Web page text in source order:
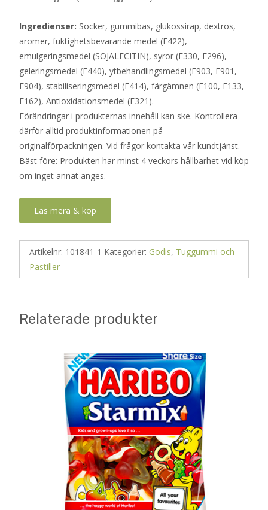
Ingredienser: Socker, gummibas, glukossirap, dextros,
aromer, fuktighetsbevarande medel (E422),
emulgeringsmedel (SOJALECITIN), syror (E330, E296),
geleringsmedel (E440), ytbehandlingsmedel (E903, E901,
E904), stabiliseringsmedel (E414), färgämnen (E100, E133,
E162), Antioxidationsmedel (E321).
Förändringar i produkternas innehåll kan ske. Kontrollera
därför alltid produktinformationen på
originalförpackningen. Vid frågor kontakta vår kundtjänst.
Bäst före: Produkten har minst 4 veckors hållbarhet vid köp
om inget annat anges.
Läs mera & köp
Artikelnr: 101841-1 Kategorier: Godis, Tuggummi och
Pastiller
Relaterade produkter